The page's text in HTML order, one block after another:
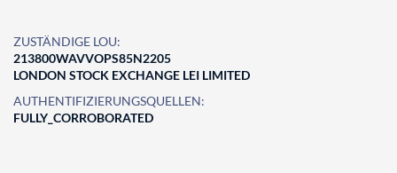
ZUSTÄNDIGE LOU:
213800WAVVOPS85N2205
LONDON STOCK EXCHANGE LEI LIMITED
AUTHENTIFIZIERUNGSQUELLEN:
FULLY_CORROBORATED